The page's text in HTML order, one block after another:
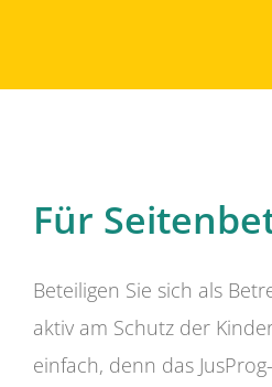
Für
Beteiligen Sie sich als
aktiv am Schutz der
einfach, denn das JusProg-